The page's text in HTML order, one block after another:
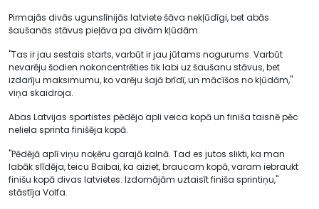
Pirmajās divās ugunslīnijās latviete šāva nekļūdīgi, bet abās
šaušanās stāvus pieļāva pa divām kļūdām.
"Tas ir jau sestais starts, varbūt ir jau jūtams nogurums. Varbūt
nevarēju šodien nokoncentrēties tik labi uz šaušanu stāvus, bet
izdarīju maksimumu, ko varēju šajā brīdī, un mācīšos no kļūdām,"
viņa skaidroja.
Abas Latvijas sportistes pēdējo apli veica kopā un finiša taisnē pēc
neliela sprinta finišēja kopā.
"Pēdējā aplī viņu noķēru garajā kalnā. Tad es jutos slikti, ka man
labāk slīdēja, teicu Baibai, ka aiziet, braucam kopā, varam iebraukt
finišu kopā divas latvietes. Izdomājām uztaisīt finiša sprintiņu,"
stāstīja Volfa.